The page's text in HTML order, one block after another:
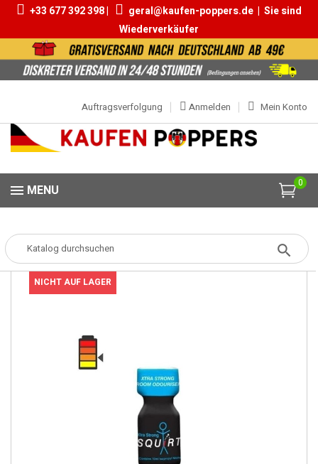
+33 677 392 398 | geral@kaufen-poppers.de | Sie sind
Wiederverkäufer
Mein Konto
Anmelden
Auftragsverfolgung
0
MENU
Popper Popper Klein Popper Squirt 10ml
NICHT AUF LAGER